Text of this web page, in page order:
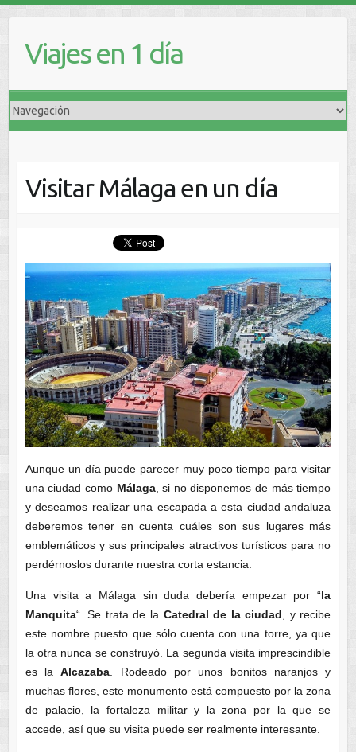
Viajes en 1 día
Visitar Málaga en un día
Aunque un día puede parecer muy poco tiempo para visitar
una ciudad como Málaga, si no disponemos de más tiempo
y deseamos realizar una escapada a esta ciudad andaluza
deberemos tener en cuenta cuáles son sus lugares más
emblemáticos y sus principales atractivos turísticos para no
perdérnoslos durante nuestra corta estancia.
Una visita a Málaga sin duda debería empezar por “la
Manquita“. Se trata de la Catedral de la ciudad , y recibe
este nombre puesto que sólo cuenta con una torre, ya que
la otra nunca se construyó. La segunda visita imprescindible
es laAlcazaba . Rodeado por unos bonitos naranjos y
muchas flores, este monumento está compuesto por la zona
de palacio, la fortaleza militar y la zona por la que se
accede, así que su visita puede ser realmente interesante.